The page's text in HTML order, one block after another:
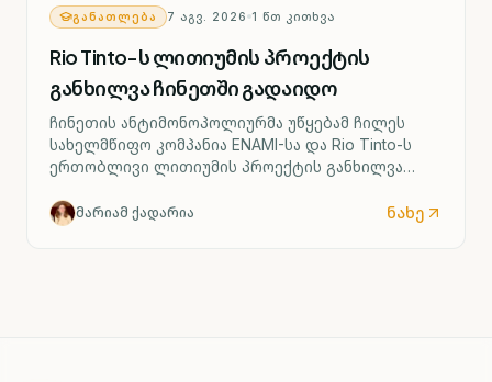
ᲒᲐᲜᲐᲗᲚᲔᲑᲐ 7 ᲐᲒᲕ. 2026 1 ᲬᲗ ᲙᲘᲗᲮᲕᲐ
Rio Tinto-ს ლითიუმის პროექტის
განხილვა ჩინეთში გადაიდო
ჩინეთის ანტიმონოპოლიურმა უწყებამ ჩილეს
სახელმწიფო კომპანია ENAMI-სა და Rio Tinto-ს
ერთობლივი ლითიუმის პროექტის განხილვა
მარიამ ქადარია ნახე